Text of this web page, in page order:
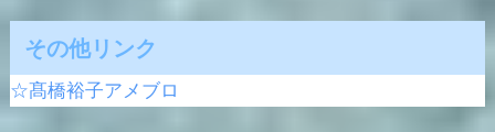
その他リンク
☆髙橋裕子アメブロ